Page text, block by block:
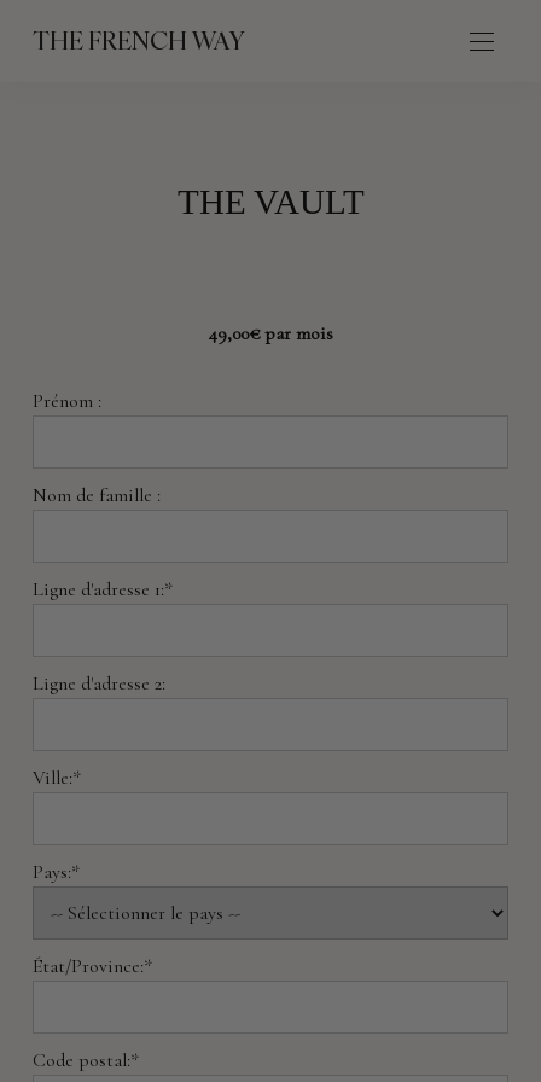
THE FRENCH WAY
THE VAULT
49,00€ par mois
Prénom :
Nom de famille :
Ligne d'adresse 1:*
Ligne d'adresse 2:
Ville:*
Pays:*
État/Province:*
Code postal:*